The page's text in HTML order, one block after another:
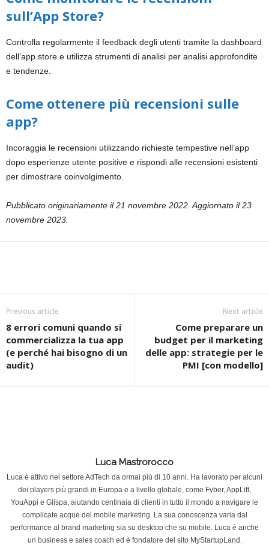
sull’App Store?
Controlla regolarmente il feedback degli utenti tramite la dashboard
dell’app store e utilizza strumenti di analisi per analisi approfondite
e tendenze.
Come ottenere più recensioni sulle
app?
Incoraggia le recensioni utilizzando richieste tempestive nell’app
dopo esperienze utente positive e rispondi alle recensioni esistenti
per dimostrare coinvolgimento.
Pubblicato originariamente il 21 novembre 2022. Aggiornato il 23
novembre 2023.
Previous article
8 errori comuni quando si
commercializza la tua app
(e perché hai bisogno di un
audit)
Next article
Come preparare un
budget per il marketing
delle app: strategie per le
PMI [con modello]
Luca Mastrorocco
Luca è attivo nel settore AdTech da ormai più di 10 anni. Ha lavorato per alcuni
dei players più grandi in Europa e a livello globale, come Fyber, AppLift,
YouAppi e Glispa, aiutando centinaia di clienti in tutto il mondo a navigare le
complicate acque del mobile marketing. La sua conoscenza varia dal
performance al brand marketing sia su desktop che su mobile. Luca è anche
un business e sales coach ed è fondatore del sito MyStartupLand.